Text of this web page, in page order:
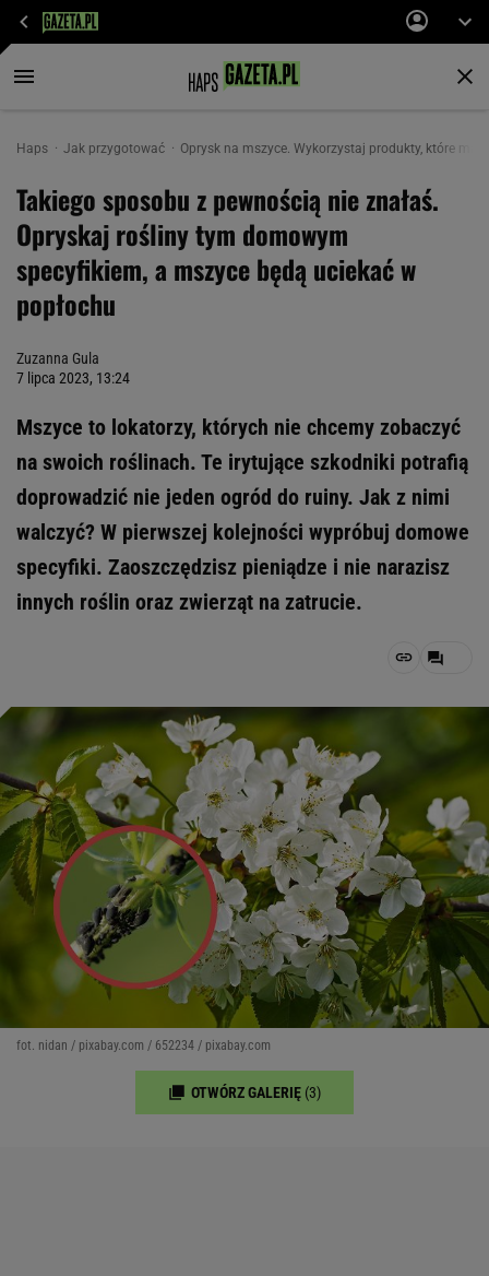
Haps Jak przygotować Oprysk na mszyce. Wykorzystaj produkty, które
Takiego sposobu z pewnością nie znałaś.
Opryskaj rośliny tym domowym
specyfikiem, a mszyce będą uciekać w
popłochu
Zuzanna Gula
7 lipca 2023, 13:24
Mszyce to lokatorzy, których nie chcemy zobaczyć
na swoich roślinach. Te irytujące szkodniki potrafią
doprowadzić nie jeden ogród do ruiny. Jak z nimi
walczyć? W pierwszej kolejności wypróbuj domowe
specyfiki. Zaoszczędzisz pieniądze i nie narazisz
innych roślin oraz zwierząt na zatrucie.
fot. nidan / pixabay.com / 652234 / pixabay.com
OTWÓRZ GALERIĘ (3)